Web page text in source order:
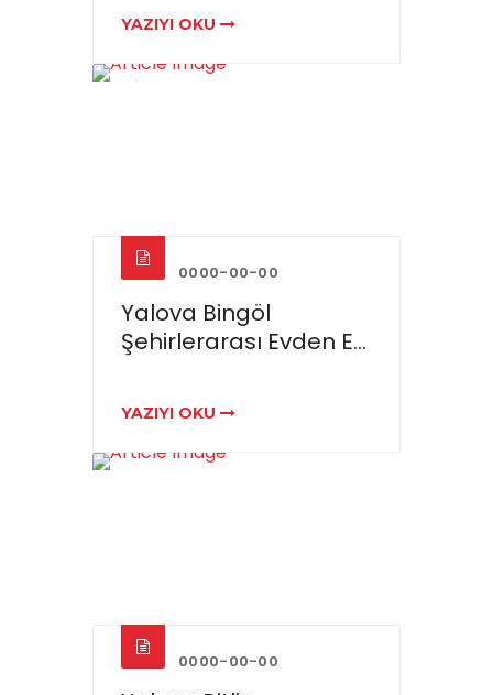
YAZIYI OKU
0000-00-00
Yalova Bingöl
Şehirlerarası Evden E...
YAZIYI OKU
0000-00-00